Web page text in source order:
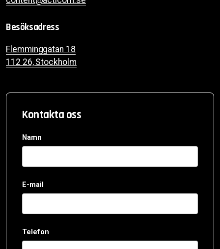
Besöksadress
Flemminggatan 18
112 26, Stockholm
Kontakta oss
Namn
E-mail
Telefon